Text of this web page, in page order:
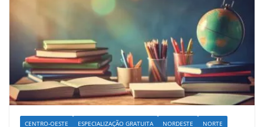
CENTRO-OESTE ESPECIALIZAÇÃO GRATUITA NORDESTE NORTE